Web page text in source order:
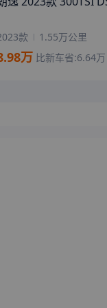
款 1.55万公里
万 比新车省:6.64万
刚刚获取了真实成交价
刚刚获取了真实成交价